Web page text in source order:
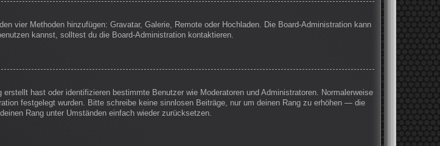
vier Methoden hinzufügen: Gravatar, Galerie, Remote oder Hochladen. Die Board-Administration kann
kannst, solltest du die Board-Administration kontaktieren.
hast oder identifizieren bestimmte Benutzer wie Moderatoren und Administratoren. Normalerweise
festgelegt wurden. Bitte schreibe keine sinnlosen Beiträge, nur um deinen Rang zu erhöhen — die
Rang unter Umständen einfach wieder zurücksetzen.